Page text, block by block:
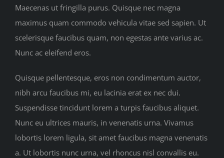
Maecenas ut fringilla purus. Quisque nec magna
maximus quam commodo vehicula vitae sed sapien. Ut
scelerisque faucibus quam, non egestas ante varius ac.
Nunc ac eleifend eros.
Quisque pellentesque, eros non condimentum auctor,
nibh arcu faucibus mi, eu lacinia erat ex nec dui.
Suspendisse tincidunt lorem a turpis faucibus aliquet.
Nunc eu ultrices mauris, in venenatis urna. Vivamus
lobortis lorem ligula, sit amet faucibus magna venenatis
a. Ut lobortis nunc urna, vel rhoncus nisl convallis eu.